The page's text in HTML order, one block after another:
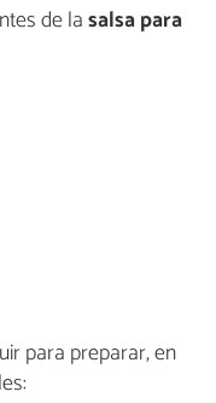
de lasalsa para
para preparar, en